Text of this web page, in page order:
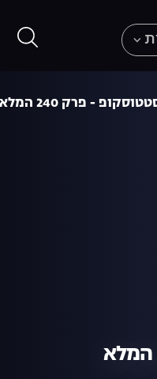
- פרק 240 המלא